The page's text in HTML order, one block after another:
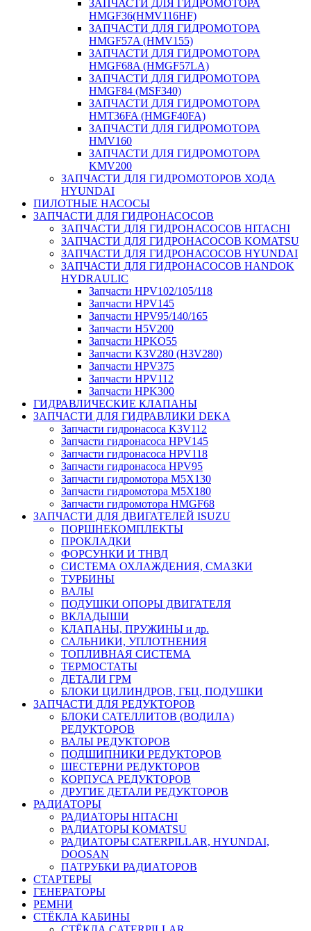
ЗАПЧАСТИ ДЛЯ ГИДРОМОТОРА
HMGF36(HMV116HF)
ЗАПЧАСТИ ДЛЯ ГИДРОМОТОРА
HMGF57A (HMV155)
ЗАПЧАСТИ ДЛЯ ГИДРОМОТОРА
HMGF68A (HMGF57LA)
ЗАПЧАСТИ ДЛЯ ГИДРОМОТОРА
HMGF84 (MSF340)
ЗАПЧАСТИ ДЛЯ ГИДРОМОТОРА
HMT36FA (HMGF40FA)
ЗАПЧАСТИ ДЛЯ ГИДРОМОТОРА
HMV160
ЗАПЧАСТИ ДЛЯ ГИДРОМОТОРА
KMV200
ЗАПЧАСТИ ДЛЯ ГИДРОМОТОРОВ ХОДА
HYUNDAI
ПИЛОТНЫЕ НАСОСЫ
ЗАПЧАСТИ ДЛЯ ГИДРОНАСОСОВ
ЗАПЧАСТИ ДЛЯ ГИДРОНАСОСОВ HITACHI
ЗАПЧАСТИ ДЛЯ ГИДРОНАСОСОВ KOMATSU
ЗАПЧАСТИ ДЛЯ ГИДРОНАСОСОВ HYUNDAI
ЗАПЧАСТИ ДЛЯ ГИДРОНАСОСОВ HANDOK
HYDRAULIC
Запчасти HPV102/105/118
Запчасти HPV145
Запчасти HPV95/140/165
Запчасти H5V200
Запчасти HPKO55
Запчасти K3V280 (H3V280)
Запчасти HPV375
Запчасти HPV112
Запчасти HPK300
ГИДРАВЛИЧЕСКИЕ КЛАПАНЫ
ЗАПЧАСТИ ДЛЯ ГИДРАВЛИКИ DEKA
Запчасти гидронасоса K3V112
Запчасти гидронасоса HPV145
Запчасти гидронасоса HPV118
Запчасти гидронасоса HPV95
Запчасти гидромотора M5X130
Запчасти гидромотора M5X180
Запчасти гидромотора HMGF68
ЗАПЧАСТИ ДЛЯ ДВИГАТЕЛЕЙ ISUZU
ПОРШНЕКОМПЛЕКТЫ
ПРОКЛАДКИ
ФОРСУНКИ И ТНВД
СИСТЕМА ОХЛАЖДЕНИЯ, СМАЗКИ
ТУРБИНЫ
ВАЛЫ
ПОДУШКИ ОПОРЫ ДВИГАТЕЛЯ
ВКЛАДЫШИ
КЛАПАНЫ, ПРУЖИНЫ и др.
САЛЬНИКИ, УПЛОТНЕНИЯ
ТОПЛИВНАЯ СИСТЕМА
ТЕРМОСТАТЫ
ДЕТАЛИ ГРМ
БЛОКИ ЦИЛИНДРОВ, ГБЦ, ПОДУШКИ
ЗАПЧАСТИ ДЛЯ РЕДУКТОРОВ
БЛОКИ САТЕЛЛИТОВ (ВОДИЛА)
РЕДУКТОРОВ
ВАЛЫ РЕДУКТОРОВ
ПОДШИПНИКИ РЕДУКТОРОВ
ШЕСТЕРНИ РЕДУКТОРОВ
КОРПУСА РЕДУКТОРОВ
ДРУГИЕ ДЕТАЛИ РЕДУКТОРОВ
РАДИАТОРЫ
РАДИАТОРЫ HITACHI
РАДИАТОРЫ KOMATSU
РАДИАТОРЫ CATERPILLAR, HYUNDAI,
DOOSAN
ПАТРУБКИ РАДИАТОРОВ
СТАРТЕРЫ
ГЕНЕРАТОРЫ
РЕМНИ
СТЁКЛА КАБИНЫ